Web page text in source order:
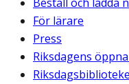
För lärare
Press
Riksdagens